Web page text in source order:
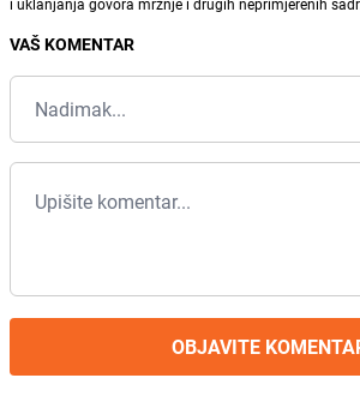
VAŠ KOMENTAR
OBJAVITE